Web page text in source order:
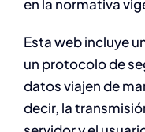
en la normativa
Esta web incluye
un protocolo de
datos viajen de
decir, la